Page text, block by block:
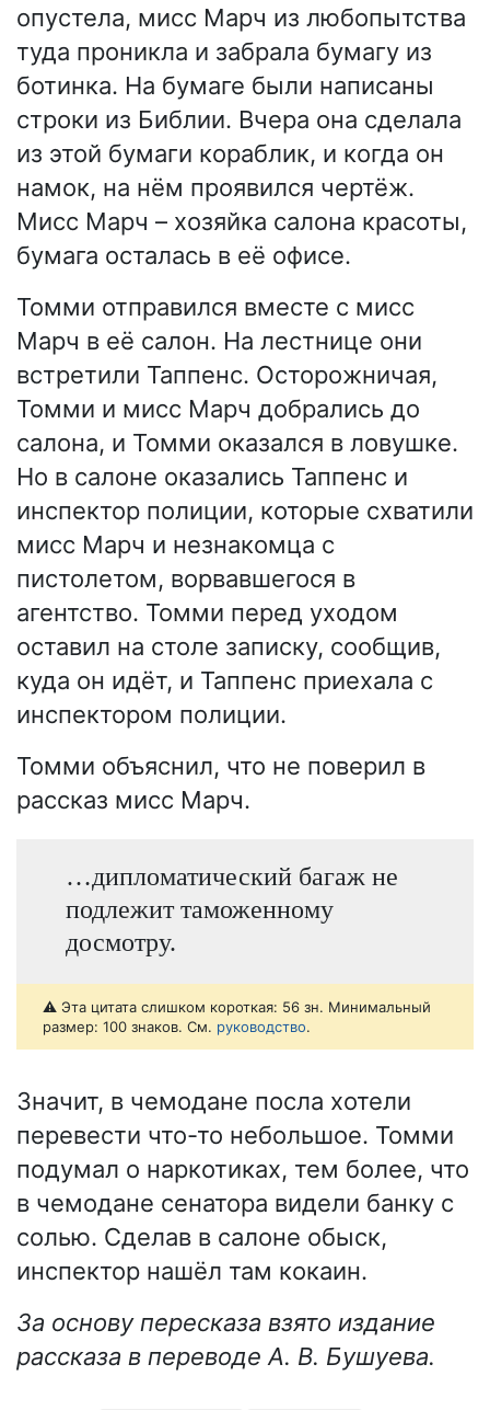
опустела, мисс Марч из любопытства
туда проникла и забрала бумагу из
ботинка. На бумаге были написаны
строки из Библии. Вчера она сделала
из этой бумаги кораблик, и когда он
намок, на нём проявился чертёж.
Мисс Марч – хозяйка салона красоты,
бумага осталась в её офисе.
Томми отправился вместе с мисс
Марч в её салон. На лестнице они
встретили Таппенс. Осторожничая,
Томми и мисс Марч добрались до
салона, и Томми оказался в ловушке.
Но в салоне оказались Таппенс и
инспектор полиции, которые схватили
мисс Марч и незнакомца с
пистолетом, ворвавшегося в
агентство. Томми перед уходом
оставил на столе записку, сообщив,
куда он идёт, и Таппенс приехала с
инспектором полиции.
Томми объяснил, что не поверил в
рассказ мисс Марч.
…дипломатический багаж не
подлежит таможенному
досмотру.
⚠️ Эта цитата слишком короткая: 56 зн. Минимальный
размер: 100 знаков. См. руководство.
Значит, в чемодане посла хотели
перевести что-то небольшое. Томми
подумал о наркотиках, тем более, что
в чемодане сенатора видели банку с
солью. Сделав в салоне обыск,
инспектор нашёл там кокаин.
За основу пересказа взято издание
рассказа в переводе А. В. Бушуева.